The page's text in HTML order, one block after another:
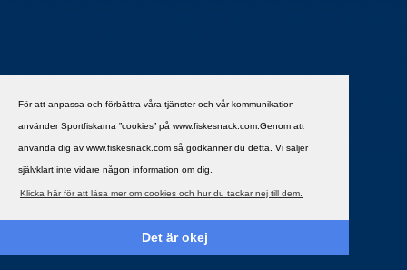
För att anpassa och förbättra våra tjänster och vår kommunikation
använder Sportfiskarna ”cookies” på www.fiskesnack.com.Genom att
använda dig av www.fiskesnack.com så godkänner du detta. Vi säljer
självklart inte vidare någon information om dig.
Klicka här för att läsa mer om cookies och hur du tackar nej till dem.
Det är okej